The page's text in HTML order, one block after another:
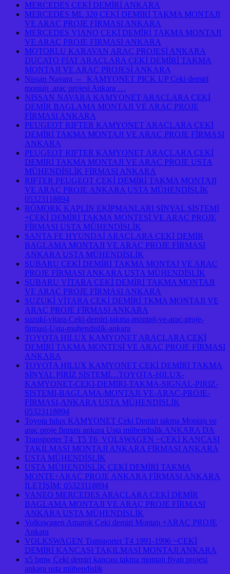
MERCEDES ÇEKİ DEMİRİ ANKARA
MERCEDES ML 320 ÇEKİ DEMİRİ TAKMA MONTAJI
VE ARAÇ PROJE FİRMASI ANKARA
MERCEDES VIANO ÇEKİ DEMİRİ TAKMA MONTAJI
VE ARAÇ PROJE FİRMASI ANKARA
MOTORLU KARAVAN ARAÇ PROJESİ ANKARA
DUCATO FIAT ARAÇLARA ÇEKİ DEMİRİ TAKMA
MONTAJI VE ARAÇ PROJESİ ANKARA
Nissan Navara ⇔ KAMYONET PICK UP Çeki demiri
montajı .araç projesi Ankara …
NISSAN NAVARA KAMYONET ARAÇLARA ÇEKİ
DEMİR BAGLAMA MONTAJI VE ARAÇ PROJE
FİRMASI ANKARA
PEUGEOT RIFTER KAMYONET ARAÇLARA ÇEKİ
DEMİRİ TAKMA MONTAJI VE ARAÇ PROJE FİRMASI
ANKARA
PEUGEOT RIFTER KAMYONET ARAÇLARA ÇEKİ
DEMİRİ TAKMA MONTAJI VE ARAÇ PROJE USTA
MÜHENDİSLİK FİRMASI ANKARA
RIFTER PEUGEOT ÇEKİ DEMİRİ TAKMA MONTAJI
VE ARAÇ PROJE ANKARA USTA MÜHENDİSLİK
05323118894
RÖMORK KAPLİN EKİPMANLARI SİNYAL SİSTEMİ
+ÇEKİ DEMİRİ TAKMA MONTESİ VE ARAÇ PROJE
FİRMASI USTA MÜHENDİSLİK
SANTA FE HYUNDAİ ARAÇLARA ÇEKİ DEMİR
BAGLAMA MONTAJI VE ARAÇ PROJE FİRMASI
ANKARA USTA MÜHENDİSLİK
SUBARU ÇEKİ DEMİRİ TAKMA MONTAJ VE ARAÇ
PROJE FİRMASI ANKARA USTA MÜHENDİSLİK
SUBARU VİTARA ÇEKİ DEMİRİ TAKMA MONTAJI
VE ARAÇ PROJE FİRMASI ANKARA
SUZUKİ VİTARA ÇEKİ DEMİRİ TKMA MONTAJI VE
ARAÇ PROJE FİRMASI ANKARA
suzuki-vitara-Ceki-demiri-takma-montaji-ve-arac-proje-
firmasi-Usta-muhendislik-ankara
TOYOTA HILUX KAMYONET ARAÇLARA ÇEKİ
DEMİRİ TAKMA MONTESİ VE ARAÇ PROJE FİRMASI
ANKARA
TOYOTA HILUX KAMYONET ÇEKİ DEMİRİ TAKMA
SİNYAL PİRİZ SİSTEMİ…TOYOTA-HILUX-
KAMYONET-CEKI-DEMIRI-TAKMA-SIGNAL-PIRIZ-
SISTEMI-BAGLAMA-MONTAJI-VE-ARAC-PROJE-
FİRMASI-ANKARA USTA MÜHENDİSLİK
05323118894
Toyota hılux KAMYONET Çeki Demiri takma Montajı ve
araç proje firması ankara Usta mühendislik ANKARA DA
Transporter T4 T5 T6 VOLSWAGEN ~ÇEKİ KANCASI
TAKILMASI MONTAJI ANKARA FİRMASI ANKARA
USTA MÜHENDİSLİK
USTA MÜHENDİSLİK ÇEKİ DEMİRİ TAKMA
MONTE+ARAÇ PROJE ANKARA FİRMASI ANKARA
İLETİŞİM: 05323118894
VANEO MERCEDES ARAÇLARA ÇEKİ DEMİR
BAGLAMA MONTAJI VE ARAÇ PROJE FİRMASI
ANKARA USTA MÜHENDİSLİK
Volkswagen Amarok Çeki demiri Montajı +ARAÇ PROJE
Ankara
VOLKSWAGEN Transporter T4 1991-1996 ~ÇEKİ
DEMİRİ KANCASI TAKILMASI MONTAJI ANKARA
x5 bmw Çeki demiri kancası takma montajı fiyatı projesi
ankara usta mühendislik